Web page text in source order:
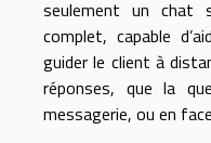
seulement un chat
complet, capable
guider le client à
réponses, que la
messagerie, ou en